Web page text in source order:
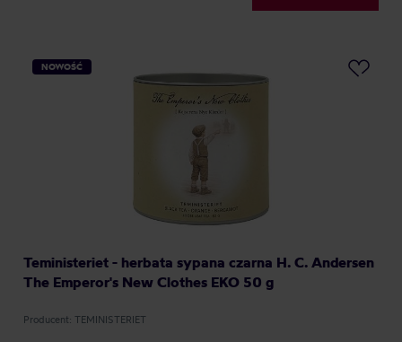
NOWOŚĆ
Teministeriet - herbata sypana czarna H. C. Andersen
The Emperor's New Clothes EKO 50 g
Producent: TEMINISTERIET